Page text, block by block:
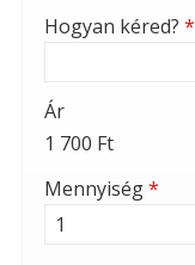
Hogyan kéred? *
Ár
1 700 Ft
Mennyiség*